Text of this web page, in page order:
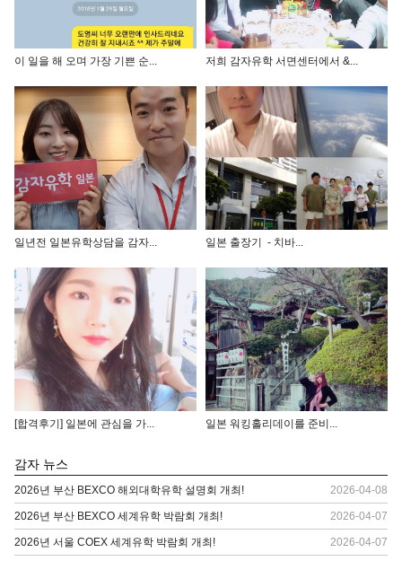
이 일을 해 오며 가장 기쁜 순... 저희 감자유학 서면센터에서 &...
일년전 일본유학상담을 감자... 일본 출장기 - 치바...
[합격후기] 일본에 관심을 가... 일본 워킹홀리데이를 준비...
감자 뉴스
2026년 부산 BEXCO 해외대학유학 설명회 개최! 2026-04-08
2026년 부산 BEXCO 세계유학 박람회 개최! 2026-04-07
2026년 서울 COEX 세계유학 박람회 개최! 2026-04-07